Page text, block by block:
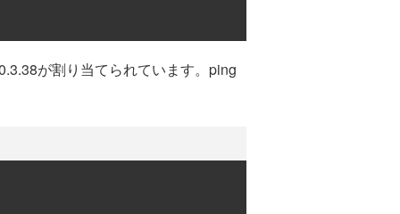
が割り当てられています。ping